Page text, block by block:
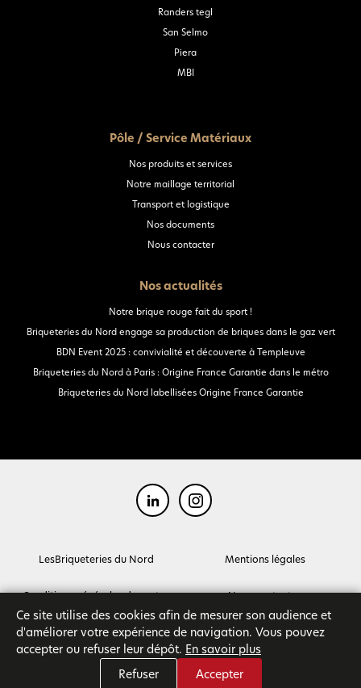
Randers tegl
San Selmo
Piera
MBI
Pôle / Service Matériaux
Nos produits et services
Notre maillage territorial
Transport et logistique
Nos documents
Nous contacter
Nos actualités
Notre brique rouge fait du sport !
Briqueteries du Nord engage sa production de briques dans le gaz vert
BDN Event 2025 : convivialité et découverte à Templeuve
Briqueteries du Nord à Paris : Origine France Garantie dans le métro
Briqueteries du Nord labellisées Origine France Garantie
LesBriqueteries du Nord Mentions légales
Conditions générales de ventes Nous contacter
Ce site utilise des cookies afin de mesurer son audience et
d'améliorer votre expérience de navigation. Vous pouvez
accepter ou refuser leur dépôt. En savoir plus
Refuser
Accepter